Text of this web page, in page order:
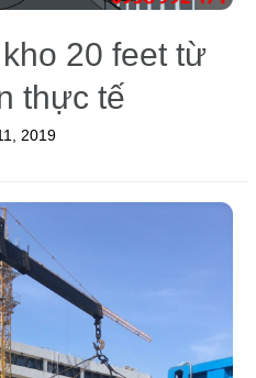
20 feet từ
thực tế
2019